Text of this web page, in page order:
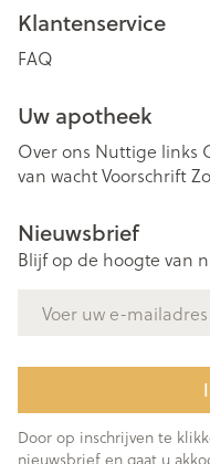
Klantenservice
FAQ
Uw apotheek
Over ons Nuttige links
van wachtVoorschrift
Nieuwsbrief
Blijf op de hoogte van
Door op inschrijven te
nieuwsbrief en gaat u